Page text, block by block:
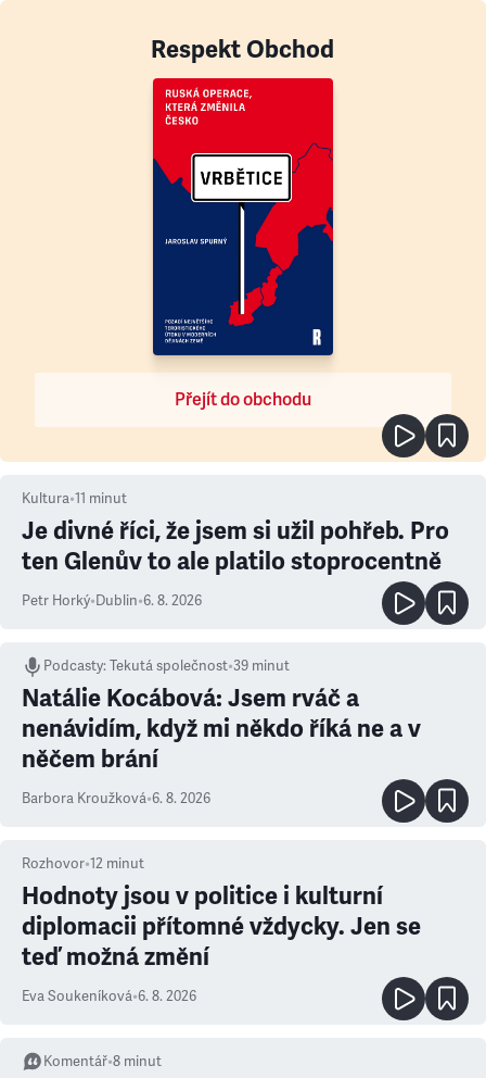
Respekt Obchod
Přejít do obchodu
Kultura•11 minut
Je divné říci, že jsem si užil pohřeb. Pro
ten Glenův to ale platilo stoprocentně
Petr Horký•Dublin•6. 8. 2026
Podcasty:Tekutá společnost•39 minut
Natálie Kocábová: Jsem rváč a
nenávidím, když mi někdo říká ne a v
něčem brání
Barbora Kroužková•6. 8. 2026
Rozhovor•12 minut
Hodnoty jsou v politice i kulturní
diplomacii přítomné vždycky. Jen se
teď možná změní
Eva Soukeníková•6. 8. 2026
Komentář•8 minut